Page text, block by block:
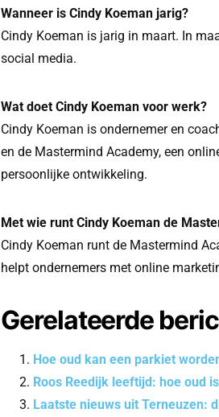
Wanneer is Cindy Koeman jarig?
Cindy Koeman is jarig in maart. In
social media.
Wat doet Cindy Koeman voor werk?
Cindy Koeman is ondernemer en
en de Mastermind Academy, een
persoonlijke ontwikkeling.
Met wie runt Cindy Koeman de
Cindy Koeman runt de Mastermind
helpt ondernemers met online
Gerelateerde
Hoe oud kan een parkiet
Roos Reedijk leeftijd: hoe oud
Laatste nieuws uit Terneuzen: